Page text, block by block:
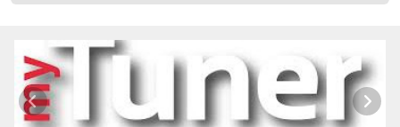
A RÁDIO DE TODOS OS
Anterior